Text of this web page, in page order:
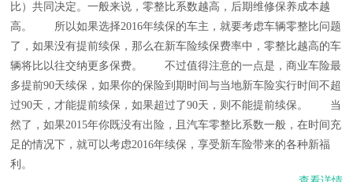
比）共同决定。一般来说，零整比系数越高，后期维修保养成本越
高。 所以如果选择2016年续保的车主，就要考虑车辆零整比问题
了，如果没有提前续保，那么在新车险续保费率中，零整比越高的车
辆将比以往交纳更多保费。 不过值得注意的一点是，商业车险最
多提前90天续保，如果你的保险到期时间与当地新车险实行时间不超
过90天，才能提前续保，如果超过了90天，则不能提前续保。 当
然了，如果2015年你既没有出险，且汽车零整比系数一般，在时间充
足的情况下，就可以考虑2016年续保，享受新车险带来的各种新福
利。